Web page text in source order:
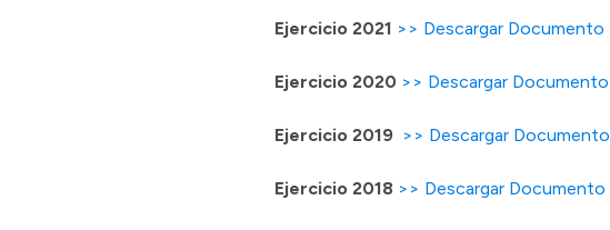
Ejercicio 2021 >> Descargar Documento
Ejercicio 2020 >> Descargar Documento
Ejercicio 2019 >> Descargar Documento
Ejercicio 2018 >> Descargar Documento